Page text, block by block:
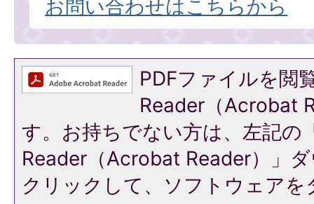
お問い合わせはこちらから
PDFファイルを閲
Reader（Acrobat
す。お持ちでない方は、左記の
Reader（Acrobat Reader）」
クリックして、ソフトウェア